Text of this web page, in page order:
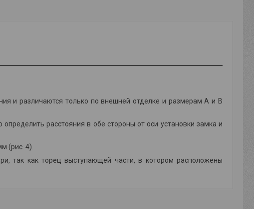
и различаются только по внешней отделке и размерам А и В
расстояния в обе стороны от оси установки замка и
(рис. 4)
так как торец выступающей части, в котором расположены